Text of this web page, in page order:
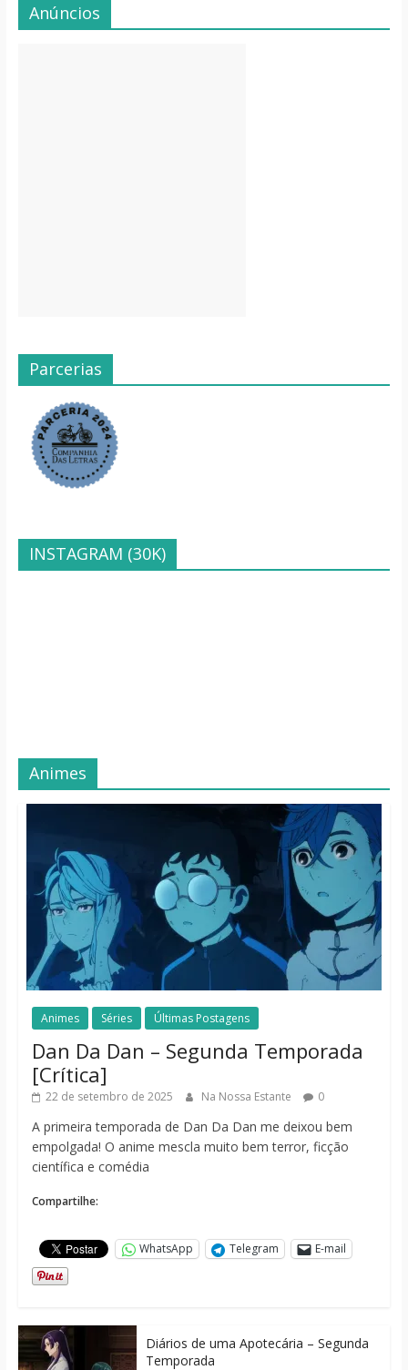
Anúncios
Parcerias
INSTAGRAM (30K)
Animes
Animes Séries Últimas Postagens
Dan Da Dan – Segunda Temporada
[Crítica]
22 de setembro de 2025 Na Nossa Estante 0
A primeira temporada de Dan Da Dan me deixou bem
empolgada! O anime mescla muito bem terror, ficção
científica e comédia
Compartilhe:
WhatsApp Telegram E-mail
Diários de uma Apotecária – Segunda
Temporada